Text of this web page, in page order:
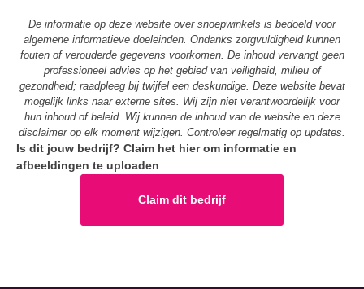
De informatie op deze website over snoepwinkels is bedoeld voor
algemene informatieve doeleinden. Ondanks zorgvuldigheid kunnen
fouten of verouderde gegevens voorkomen. De inhoud vervangt geen
professioneel advies op het gebied van veiligheid, milieu of
gezondheid; raadpleeg bij twijfel een deskundige. Deze website bevat
mogelijk links naar externe sites. Wij zijn niet verantwoordelijk voor
hun inhoud of beleid. Wij kunnen de inhoud van de website en deze
disclaimer op elk moment wijzigen. Controleer regelmatig op updates.
Is dit jouw bedrijf? Claim het hier om informatie en
afbeeldingen te uploaden
Claim dit bedrijf